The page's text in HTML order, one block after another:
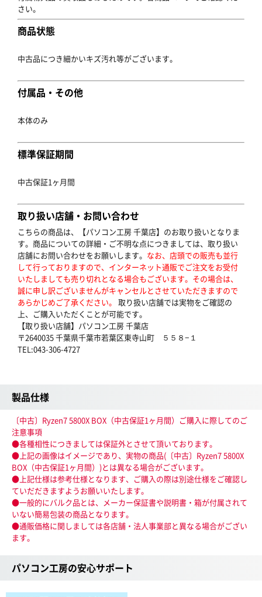
さい。
商品状態
中古品につき細かいキズ汚れ等がございます。
付属品・その他
本体のみ
標準保証期間
中古保証1ヶ月間
取り扱い店舗・お問い合わせ
こちらの商品は、【パソコン工房 千葉店】のお取り扱いとなりま
す。商品についての詳細・ご不明な点につきましては、取り扱い
店舗にお問い合わせをお願いします。 なお、店頭での販売も並行
して行っておりますので、インターネット通販でご注文をお受付
いたしましても売り切れとなる場合もございます。その場合は、
誠に申し訳ございませんがキャンセルとさせていただきますので
あらかじめご了承ください。 取り扱い店舗では実物をご確認の
上、ご購入いただくことが可能です。
【取り扱い店舗】パソコン工房 千葉店
〒2640035 千葉県千葉市若葉区東寺山町 ５５８−１
TEL:043-306-4727
製品仕様
〔中古〕Ryzen7 5800X BOX（中古保証1ヶ月間）ご購入に際してのご
注意事項
●各種相性につきましては保証外とさせて頂いております。
●上記の画像はイメージであり、実物の商品(〔中古〕Ryzen7 5800X
BOX（中古保証1ヶ月間）)とは異なる場合がございます。
●上記仕様は参考仕様となります、ご購入の際は別途仕様をご確認し
ていだだきますようお願いいたします。
●一般的にバルク品とは、メーカー保証書や説明書・箱が付属されて
いない簡易包装の商品となります。
●通販価格に関しましては各店舗・法人事業部と異なる場合がござい
ます。
パソコン工房の安心サポート